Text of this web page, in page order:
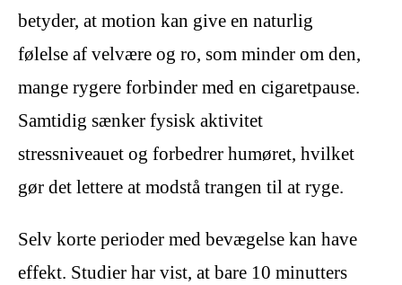
betyder, at motion kan give en naturlig
følelse af velvære og ro, som minder om den,
mange rygere forbinder med en cigaretpause.
Samtidig sænker fysisk aktivitet
stressniveauet og forbedrer humøret, hvilket
gør det lettere at modstå trangen til at ryge.
Selv korte perioder med bevægelse kan have
effekt. Studier har vist, at bare 10 minutters